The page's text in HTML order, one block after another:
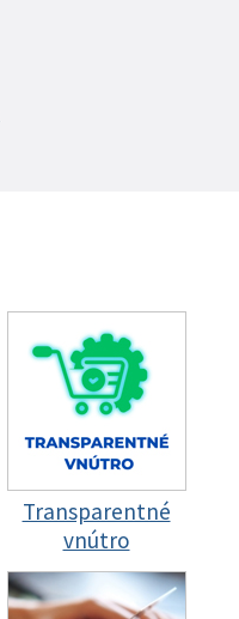
Transparentné
vnútro